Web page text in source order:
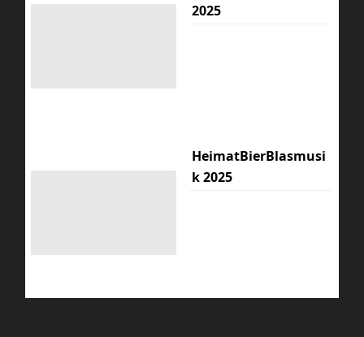
2025
HeimatBierBlasmusi
k 2025